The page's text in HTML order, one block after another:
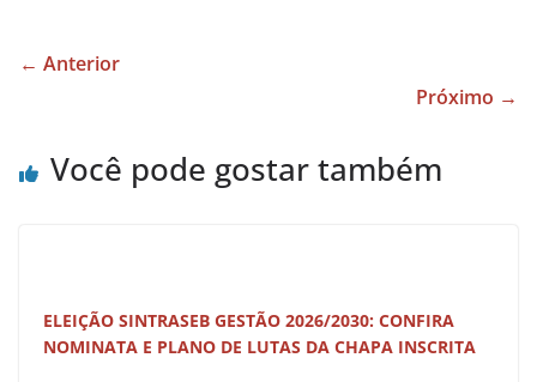
e
o p
← Anterior
Próximo →
Você pode gostar também
ELEIÇÃO SINTRASEB GESTÃO 2026/2030: CONFIRA
NOMINATA E PLANO DE LUTAS DA CHAPA INSCRITA